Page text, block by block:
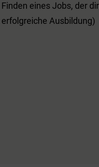
Finden eines Jobs, der
erfolgreiche Ausbildung)